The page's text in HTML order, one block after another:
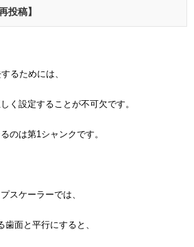
投稿】
るためには、
く設定することが不可欠です。
のは第1シャンクです。
スケーラーでは、
面と平行にすると、